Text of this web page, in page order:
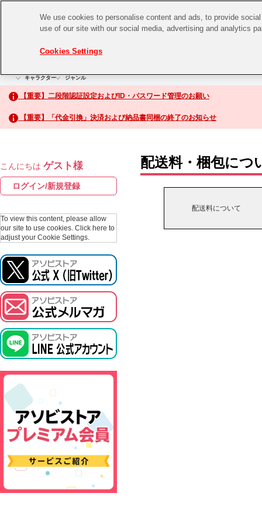
CHANNEL
ASOBI STORE TOP
ゲーム
CD / Blu-ray
ASOBI TICKET
その他先行受付
キャラクター
アイドルマスターシリーズ
アイドルマスター
アイドルマスター シャイニーカラーズ
学園アイドルマスター
プロジェクトアイマス ヴイアライヴ
テイルズ オブ シリーズ
電音部
鉄拳
太鼓の達人
ACE COMBAT
パックマン
ナムコクラシック
スサノオマジック
ジャンル
イベントグッズ
トイ・ホビー
【重要】二段階認証設定およびID・パスワード管理のお願い
【重要】「代金引換」決済および納品書同梱の終了のお知らせ
こんにちは ゲスト様
ログイン/新規登録
To view this content, please allow
our site to use cookies. Click here to
adjust your Cookie Settings.
配送料・梱包につ
配送料について
We use cookies to personalise content and ads, to provide
use of our site with our social media, advertising and analytics
Cookies Settings